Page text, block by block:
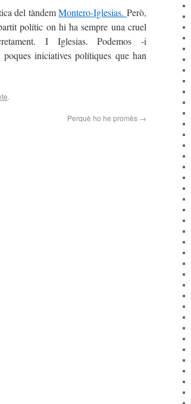
del tàndemMontero-Iglesias.Però,
polític on hi ha sempre una cruel
I Iglesias. Podemos -i
iniciatives polítiques que han
.
Perquè ho he promès →